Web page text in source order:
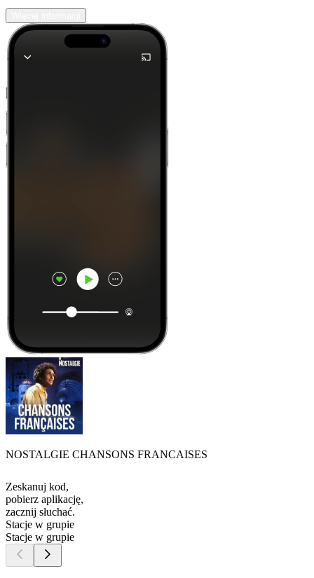
NOSTALGIE CHANSONS FRANCAISES
Zeskanuj kod,
pobierz aplikację,
zacznij słuchać.
Stacje w grupie
Stacje w grupie